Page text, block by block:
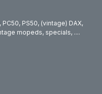
PC50, PS50, (vintage) DAX,
mopeds, specials, ....